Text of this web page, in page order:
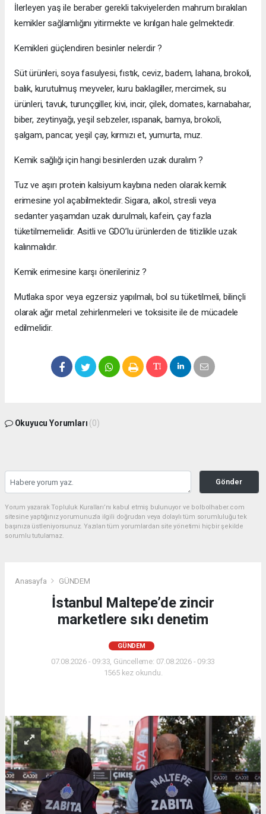
İlerleyen yaş ile beraber gerekli takviyelerden mahrum bırakılan
kemikler sağlamlığını yitirmekte ve kırılgan hale gelmektedir.
Kemikleri güçlendiren besinler nelerdir ?
Süt ürünleri, soya fasulyesi, fıstık, ceviz, badem, lahana, brokoli,
balık, kurutulmuş meyveler, kuru baklagiller, mercimek, su
ürünleri, tavuk, turunçgiller, kivi, incir, çilek, domates, karnabahar,
biber, zeytinyağı, yeşil sebzeler, ıspanak, bamya, brokoli,
şalgam, pancar, yeşil çay, kırmızı et, yumurta, muz.
Kemik sağlığı için hangi besinlerden uzak duralım ?
Tuz ve aşırı protein kalsiyum kaybına neden olarak kemik
erimesine yol açabilmektedir. Sigara, alkol, stresli veya
sedanter yaşamdan uzak durulmalı, kafein, çay fazla
tüketilmemelidir. Asitli ve GDO’lu ürünlerden de titizlikle uzak
kalınmalıdır.
Kemik erimesine karşı önerileriniz ?
Mutlaka spor veya egzersiz yapılmalı, bol su tüketilmeli, bilinçli
olarak ağır metal zehirlenmeleri ve toksisite ile de mücadele
edilmelidir.
Okuyucu Yorumları (0)
Gönder
Yorum yazarak Topluluk Kuralları’nı kabul etmiş bulunuyor ve bolbolhaber.com
sitesine yaptığınız yorumunuzla ilgili doğrudan veya dolaylı tüm sorumluluğu tek
başınıza üstleniyorsunuz. Yazılan tüm yorumlardan site yönetimi hiçbir şekilde
sorumlu tutulamaz.
Anasayfa GÜNDEM
İstanbul Maltepe’de zincir
marketlere sıkı denetim
GÜNDEM
07.08.2026 - 09:33, Güncelleme: 07.08.2026 - 09:33
1565 kez okundu.